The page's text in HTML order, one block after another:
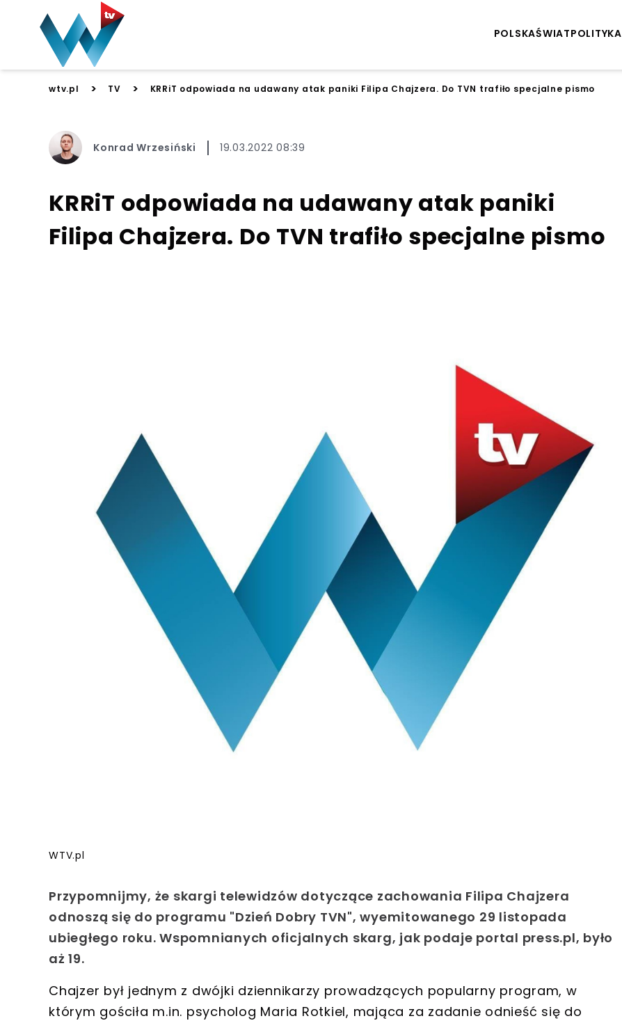
POLSKAŚWIATPOLITYKA
wtv.pl > TV > KRRiT odpowiada na udawany atak paniki Filipa Chajzera. Do TVN trafiło specjalne pismo
Konrad Wrzesiński 19.03.2022 08:39
KRRiT odpowiada na udawany atak paniki
Filipa Chajzera. Do TVN trafiło specjalne pismo
WTV.pl
Przypomnijmy, że skargi telewidzów dotyczące zachowania Filipa Chajzera
odnoszą się do programu "Dzień Dobry TVN", wyemitowanego 29 listopada
ubiegłego roku. Wspomnianych oficjalnych skarg, jak podaje portal press.pl, było
aż 19.
Chajzer był jednym z dwójki dziennikarzy prowadzących popularny program, w
którym gościła m.in. psycholog Maria Rotkiel, mająca za zadanie odnieść się do